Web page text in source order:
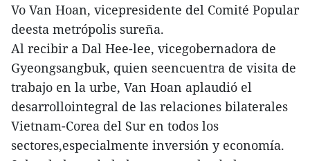
Vo Van Hoan, vicepresidente del Comité Popular
deesta metrópolis sureña.
Al recibir a Dal Hee-lee, vicegobernadora de
Gyeongsangbuk, quien seencuentra de visita de
trabajo en la urbe, Van Hoan aplaudió el
desarrollointegral de las relaciones bilaterales
Vietnam-Corea del Sur en todos los
sectores,especialmente inversión y economía.